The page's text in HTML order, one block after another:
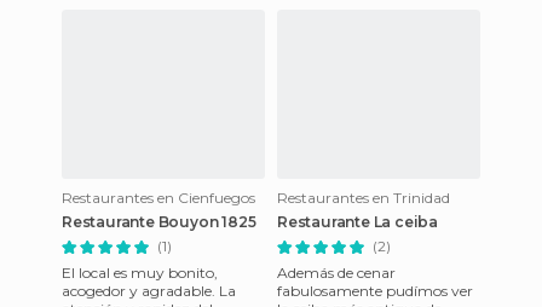
Restaurantes en Cienfuegos
Restaurante Bouyon 1825
(1)
El local es muy bonito,
acogedor y agradable. La
Restaurantes en Trinidad
Restaurante La ceiba
(2)
Además de cenar
fabulosamente pudímos ver